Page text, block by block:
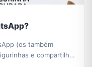
(os também
e compartilhar